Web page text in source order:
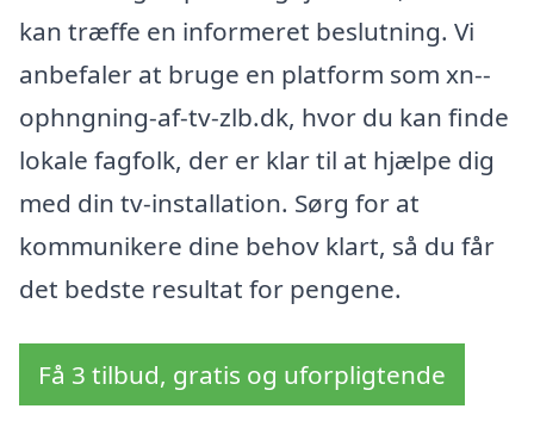
kan træffe en informeret beslutning. Vi
anbefaler at bruge en platform som xn--
ophngning-af-tv-zlb.dk, hvor du kan finde
lokale fagfolk, der er klar til at hjælpe dig
med din tv-installation. Sørg for at
kommunikere dine behov klart, så du får
det bedste resultat for pengene.
Få 3 tilbud, gratis og uforpligtende